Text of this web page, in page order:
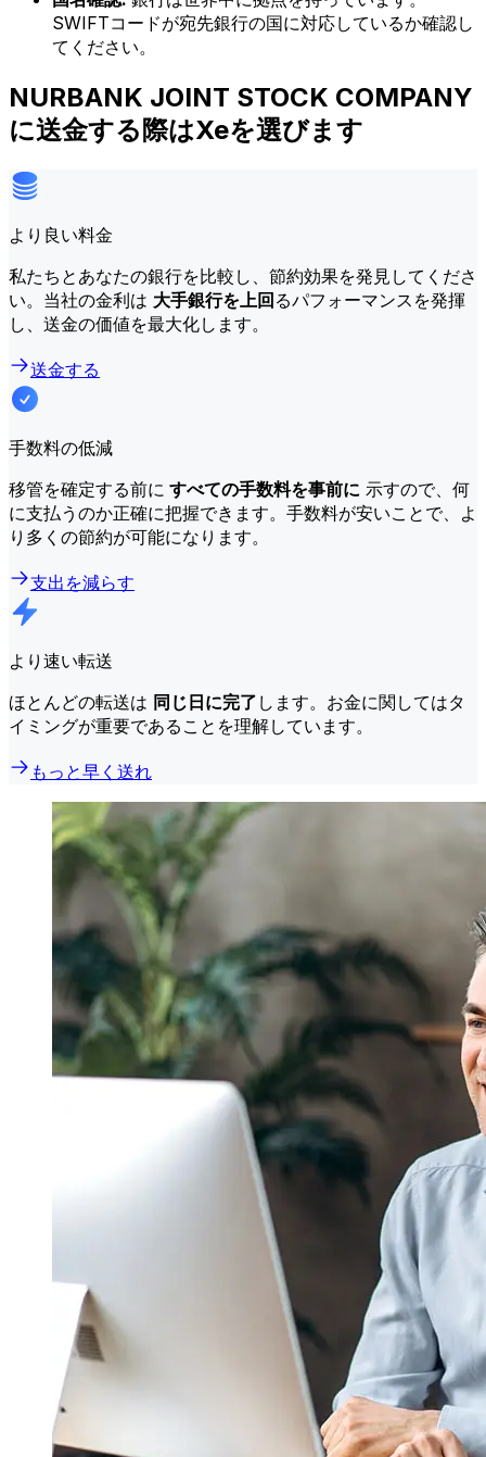
SWIFTコードが宛先銀行の国に対応しているか確認し
てください。
NURBANK JOINT STOCK COMPANY
に送金する際はXeを選びます
より良い料金
私たちとあなたの銀行を比較し、節約効果を発見してくださ
い。当社の金利は 大手銀行を上回るパフォーマンスを発揮
し、送金の価値を最大化します。
送金する
手数料の低減
移管を確定する前に すべての手数料を事前に 示すので、何
に支払うのか正確に把握できます。手数料が安いことで、よ
り多くの節約が可能になります。
支出を減らす
より速い転送
ほとんどの転送は 同じ日に完了 します。お金に関してはタ
イミングが重要であることを理解しています。
もっと早く送れ